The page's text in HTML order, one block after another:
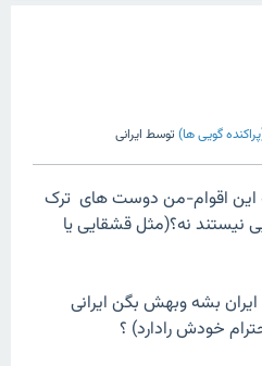
گویی ها) توسط ایرانی
این اقوام-من دوست های ترک
نیستند نه؟(مثل قشقایی یا
ایران بشه وبهش بگن ایرانی
خودش رادارد) ؟